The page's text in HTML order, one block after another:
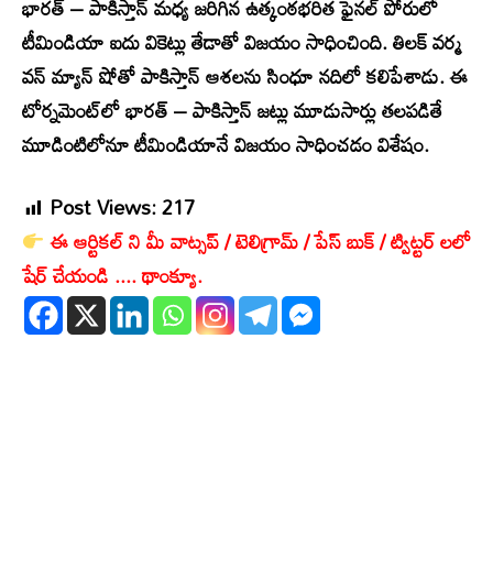
టీమిండియా ఐదు వికెట్లు తేడాతో విజయం సాధించింది. తిలక్ వర్మ
వన్ మ్యాన్ షోతో పాకిస్తాన్ ఆశలను సింధూ నదిలో కలిపేశాడు. ఈ
టోర్నమెంట్‌లో భారత్ – పాకిస్తాన్ జట్లు మూడుసార్లు తలపడితే
మూడింటిలోనూ టీమిండియానే విజయం సాధించడం విశేషం.
Post Views:217
ఈ ఆర్టికల్ ని మీ వాట్సప్ / టెలిగ్రామ్ / పేస్ బుక్ / ట్విట్టర్ లలో
షేర్ చేయండి .... థాంక్యూ.